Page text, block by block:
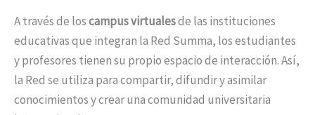
A través de loscampus virtualesde las instituciones
educativas que integran la Red Summa, los estudiantes
y profesores tienen su propio espacio de interacción. Así,
la Red se utiliza para compartir, difundir y asimilar
conocimientos y crear una comunidad universitaria